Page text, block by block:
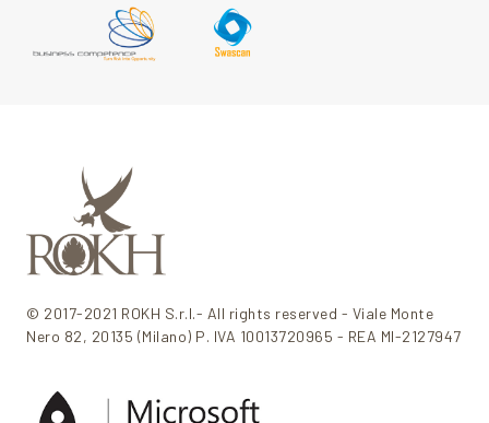
© 2017-2021 ROKH S.r.l.- All rights reserved - Viale Monte
Nero 82, 20135 (Milano) P. IVA 10013720965 - REA MI-2127947